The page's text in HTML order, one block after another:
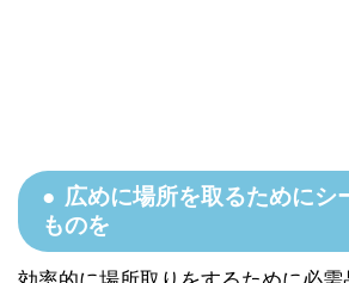
広めに場所を取るためにシ
ものを